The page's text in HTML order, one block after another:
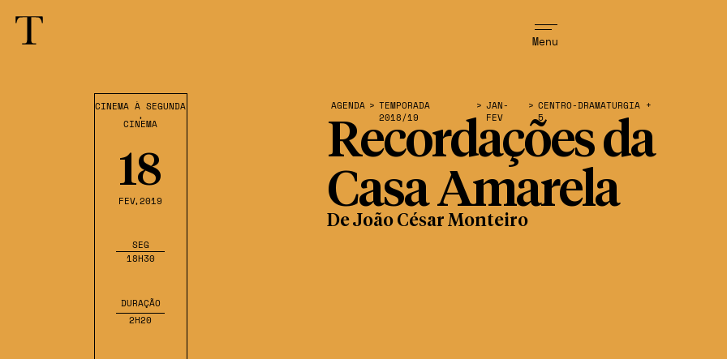
Menu
Recordações da
Casa Amarela
CINEMA À SEGUNDA
,
CINEMA
18
FEV,2019
SEG
18H30
DURAÇÃO
2H20
AGENDA > TEMPORADA
2018/19
> JAN-
FEV
> CENTRO-DRAMATURGIA +
5
De João César Monteiro